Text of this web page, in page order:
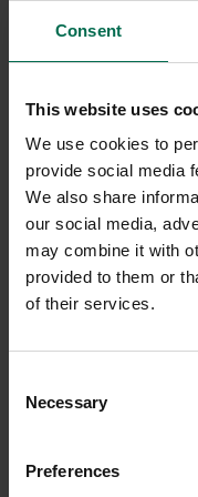
Consent
This website uses
We use cookies to
provide social media
We also share
our social media,
may combine it with
provided to them or
of their services.
Selection
Necessary
Preferences
Zero
Begagnad
Taklampa Mist
3800 kr
Hyr från103kr/mån
26 i lager
Sparar miljön ca 16 kg
C02